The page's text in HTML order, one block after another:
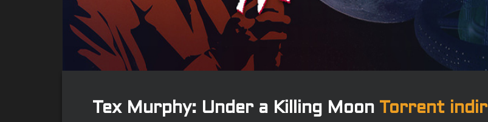
Tex Murphy: Under a Killing Moon Torrent indir